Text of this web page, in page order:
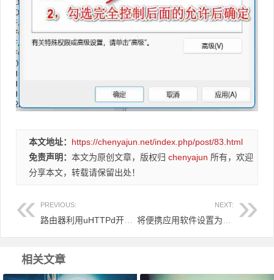
本文地址： https://chenyajun.net/index.php/post/83.html
免责声明： 本文为原创文章，版权归 chenyajun 所有，欢迎
分享本文，转载请保留出处！
PREVIOUS: NEXT:
相关文章